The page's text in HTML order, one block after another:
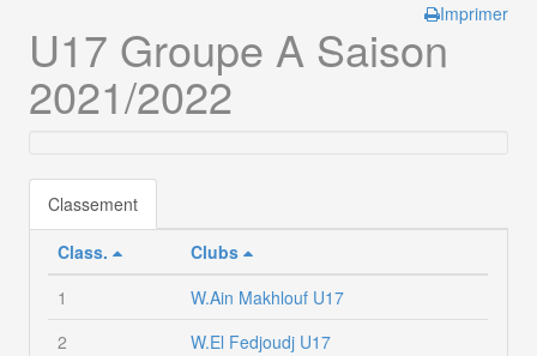
Imprimer
U17 Groupe A Saison
2021/2022
Classement
Class.
Clubs
1
W.Ain Makhlouf U17
2
W.El Fedjoudj U17